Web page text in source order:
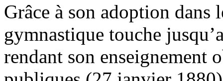
Grâce à son adoption dans
gymnastique touche
rendant son enseignement